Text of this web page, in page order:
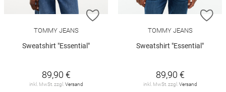
ZUR WUNSCHLISTE HINZUFÜGEN
TOMMY JEANS
Sweatshirt "Essential"
89,90 €
inkl. MwSt. zzgl. Versand
TOMMY JEANS
Sweatshirt "Essential"
89,90 €
inkl. MwSt. zzgl. Versand